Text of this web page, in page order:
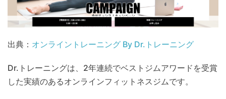
出典： オンライントレーニング By Dr.トレーニング
Dr.トレーニングは、2年連続でベストジムアワードを受賞
した実績のあるオンラインフィットネスジムです。